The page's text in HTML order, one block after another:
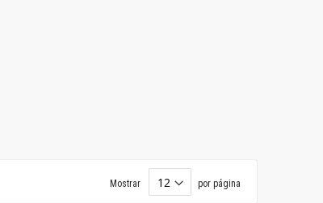
Mostrar por página